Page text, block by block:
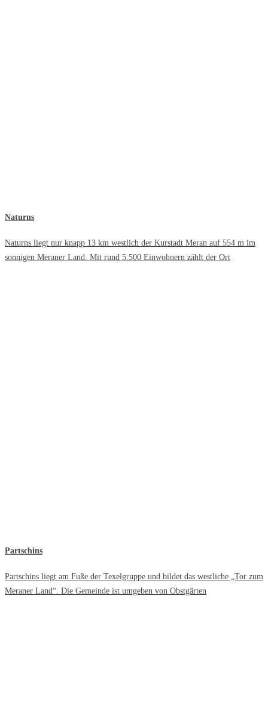
Naturns
Naturns liegt nur knapp 13 km westlich der Kurstadt Meran auf 554 m im
sonnigen Meraner Land. Mit rund 5.500 Einwohnern zählt der Ort
Partschins
Partschins liegt am Fuße der Texelgruppe und bildet das westliche „Tor zum
Meraner Land“. Die Gemeinde ist umgeben von Obstgärten